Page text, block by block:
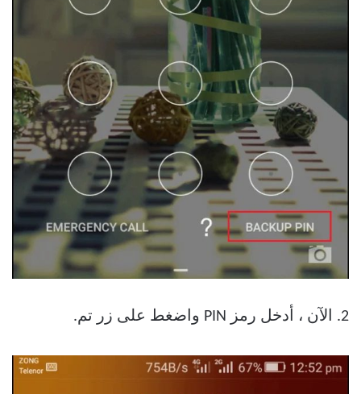
2. الآن ، أدخل رمز PIN واضغط على زر تم.